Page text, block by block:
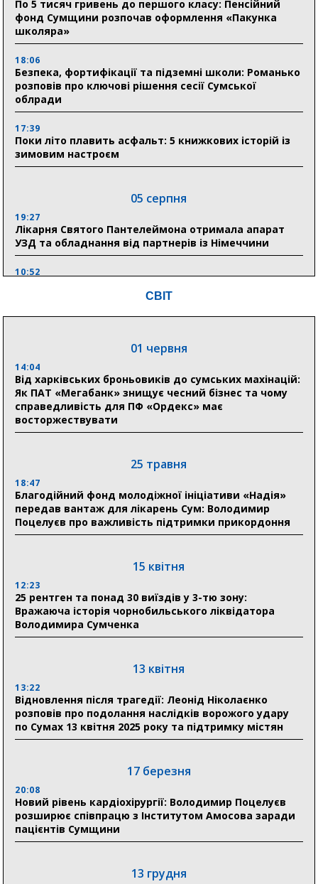
По 5 тисяч гривень до першого класу: Пенсійний
фонд Сумщини розпочав оформлення «Пакунка
школяра»
18:06
Безпека, фортифікації та підземні школи: Романько
розповів про ключові рішення сесії Сумської
облради
17:39
Поки літо плавить асфальт: 5 книжкових історій із
зимовим настроєм
05 серпня
19:27
Лікарня Святого Пантелеймона отримала апарат
УЗД та обладнання від партнерів із Німеччини
10:52
укриття та енергетичну підтримку для Сумської
Понад 8 мільйонів книжок згоріли. Як допомогти
«Ранку» та іншим видавництвам відновитися
04 серпня
прифронтових громад
03 серпня
18:54
18:30
Ніколаєнко: у Сумах погодили 115 компенсацій на
відновлення житла майже на 6,6 млн грн
31 липня
21:01
До 19 400 гривень на паливо: Пенсійний фонд
Сумщини пояснив, як отримати допомогу на зиму
17:52
Пенсійному фонді Сумщини пояснили, що робити
11:00
Артем Кобзар вручив родинам 20 полеглих Героїв
відзнаки «Почесного громадянина міста Суми»
СВІТ
01 червня
14:04
Від харківських броньовиків до сумських махінацій:
Як ПАТ «Мегабанк» знищує чесний бізнес та чому
справедливість для ПФ «Ордекс» має
восторжествувати
25 травня
18:47
Благодійний фонд молодіжної ініціативи «Надія»
передав вантаж для лікарень Сум: Володимир
Поцелуєв про важливість підтримки прикордоння
15 квітня
12:23
25 рентген та понад 30 виїздів у 3-тю зону:
Вражаюча історія чорнобильського ліквідатора
Володимира Сумченка
13 квітня
13:22
Відновлення після трагедії: Леонід Ніколаєнко
розповів про подолання наслідків ворожого удару
по Сумах 13 квітня 2025 року та підтримку містян
17 березня
20:08
Новий рівень кардіохірургії: Володимир Поцелуєв
розширює співпрацю з Інститутом Амосова заради
пацієнтів Сумщини
13 грудня